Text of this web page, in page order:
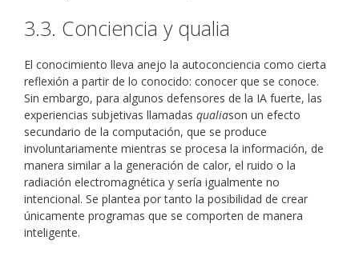
3.3. Conciencia y qualia
El conocimiento lleva anejo la autoconciencia como cierta
reflexión a partir de lo conocido: conocer que se conoce.
Sin embargo, para algunos defensores de la IA fuerte, las
experiencias subjetivas llamadas qualiason un efecto
secundario de la computación, que se produce
involuntariamente mientras se procesa la información, de
manera similar a la generación de calor, el ruido o la
radiación electromagnética y sería igualmente no
intencional. Se plantea por tanto la posibilidad de crear
únicamente programas que se comporten de manera
inteligente.